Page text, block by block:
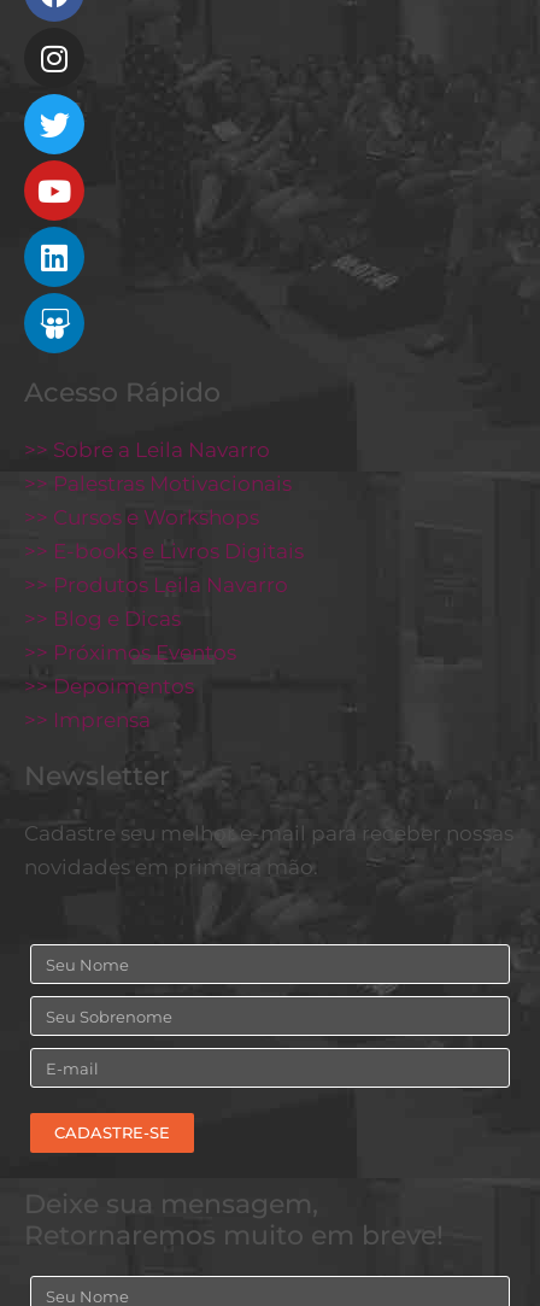
Acesso Rápido
>> Sobre a Leila Navarro
>> Palestras Motivacionais
>> Cursos e Workshops
>> E-books e Livros Digitais
>> Produtos Leila Navarro
>> Blog e Dicas
>> Próximos Eventos
>> Depoimentos
>> Imprensa
Newsletter
Cadastre seu melhor e-mail para receber nossas
novidades em primeira mão.
Nome
Sobrenome
Email
CADASTRE-SE
Deixe sua mensagem,
Retornaremos muito em breve!
Nome